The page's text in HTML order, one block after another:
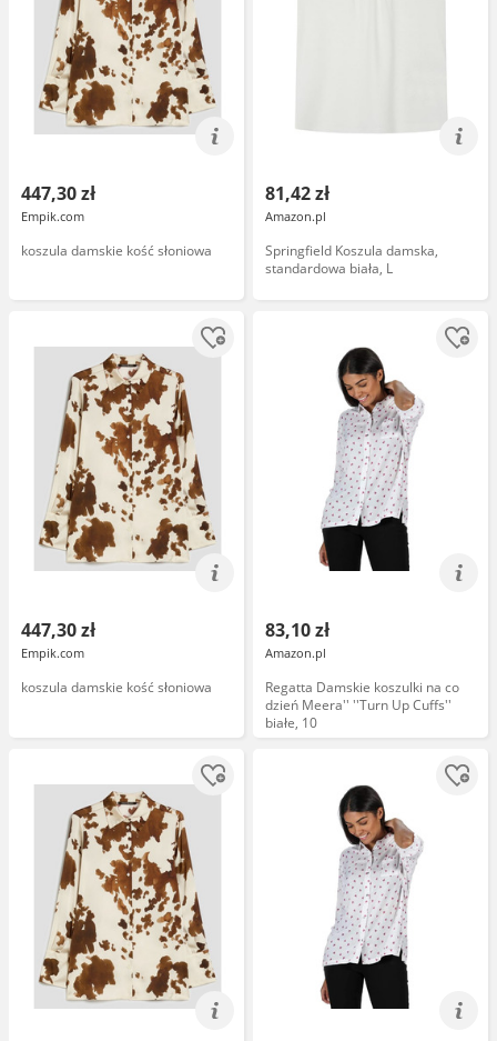
447,30 zł
Empik.com
koszula damskie kość słoniowa
81,42 zł
Amazon.pl
Springfield Koszula damska,
standardowa biała, L
447,30 zł
Empik.com
koszula damskie kość słoniowa
83,10 zł
Amazon.pl
Regatta Damskie koszulki na co
dzień Meera'' ''Turn Up Cuffs''
białe, 10